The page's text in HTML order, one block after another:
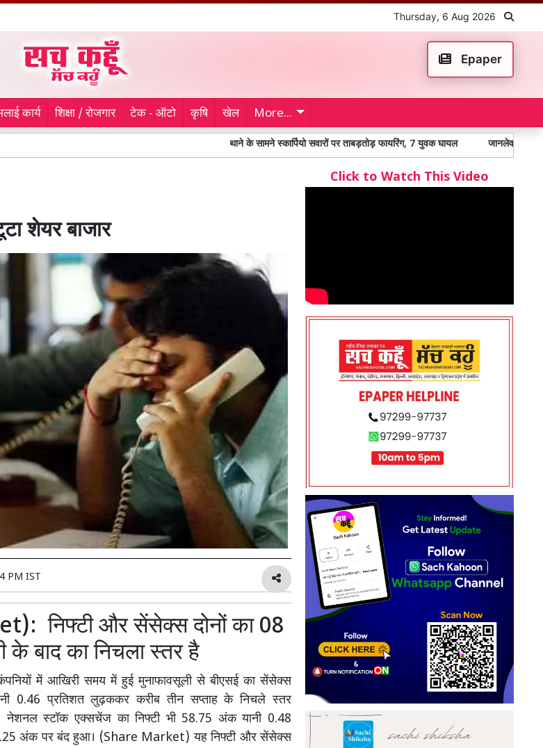
Thursday, 6 Aug 2026
Epaper
कार्य शिक्षा / रोजगार टेक - ऑटो कृषि खेल More...
थाने के सामने स्कार्पियो सवारों पर ताबड़तोड़ फायरिंग, 7 युवक घायल जानलेवा हमले के आरोपी को
शेयर बाजार
PM IST
निफ्टी और सेंसेक्स दोनों का 08
के बाद का निचला स्तर है
में आखिरी समय में हुई मुनाफावसूली से बीएसई का सेंसेक्स
0.46 प्रतिशत लुढ़ककर करीब तीन सप्ताह के निचले स्तर
स्टॉक एक्सचेंज का निफ्टी भी 58.75 अंक यानी 0.48
अंक पर बंद हुआ। (Share Market) यह निफ्टी और सेंसेक्स
Click to Watch This Video